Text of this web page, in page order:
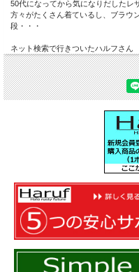
50代になってから気になりだしたレ
方々がたくさん着ているし、ブラウ
段・・・
ネット検索で行きついたハルフさん